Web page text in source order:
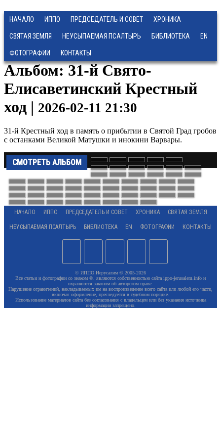
НАЧАЛО ИППО ПРЕДСЕДАТЕЛЬ И СОВЕТ ХРОНИКА
СВЯТАЯ ЗЕМЛЯ НЕУСЫПАЕМАЯ ПСАЛТЫРЬ БИБЛИОТЕКА EN
ФОТОГРАФИИ КОНТАКТЫ
Альбом: 31-й Свято-
Елисаветинский Крестный
ход | 2026-02-11 21:30
31-й Крестный ход в память о прибытии в Святой Град гробов
с останками Великой Матушки и инокини Варвары.
СМОТРЕТЬ АЛЬБОМ
НАЧАЛО ИППО ПРЕДСЕДАТЕЛЬ И СОВЕТ ХРОНИКА СВЯТАЯ ЗЕМЛЯ
НЕУСЫПАЕМАЯ ПСАЛТЫРЬ БИБЛИОТЕКА EN ФОТОГРАФИИ КОНТАКТЫ
© ИППО Иерусалим ©.2005-2026
Все статьи и фотографии со знаком ©. являются собственностью сайта ippo-jerusalem.info и
охраняются законом об авторском праве.
Нарушение ограничений, накладываемых им на воспроизведение всего сайта или любой его части,
включая оформление, преследуется в судебном порядке.
Использование материалов сайта без согласования с владельцем или без указания источника
информации запрещено.